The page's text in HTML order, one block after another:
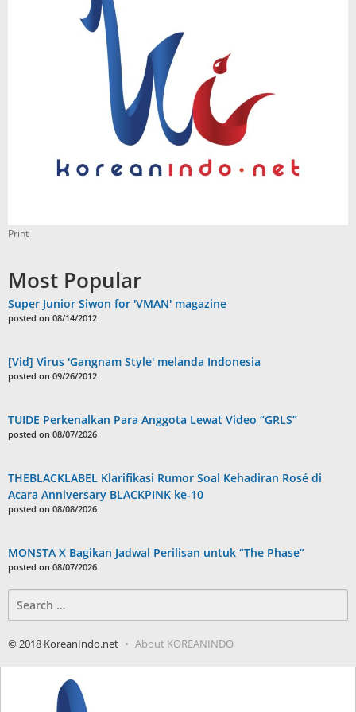
Print
Most Popular
Super Junior Siwon for 'VMAN' magazine
posted on 08/14/2012
[Vid] Virus 'Gangnam Style' melanda Indonesia
posted on 09/26/2012
TUIDE Perkenalkan Para Anggota Lewat Video “GRLS”
posted on 08/07/2026
THEBLACKLABEL Klarifikasi Rumor Soal Kehadiran Rosé di
Acara Anniversary BLACKPINK ke-10
posted on 08/08/2026
MONSTA X Bagikan Jadwal Perilisan untuk “The Phase”
posted on 08/07/2026
for:
© 2018 KoreanIndo.net About KOREANINDO